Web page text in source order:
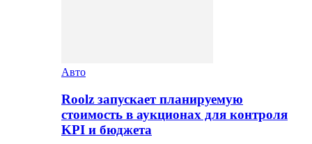
Авто
Roolz запускает планируемую
стоимость в аукционах для контроля
KPI и бюджета